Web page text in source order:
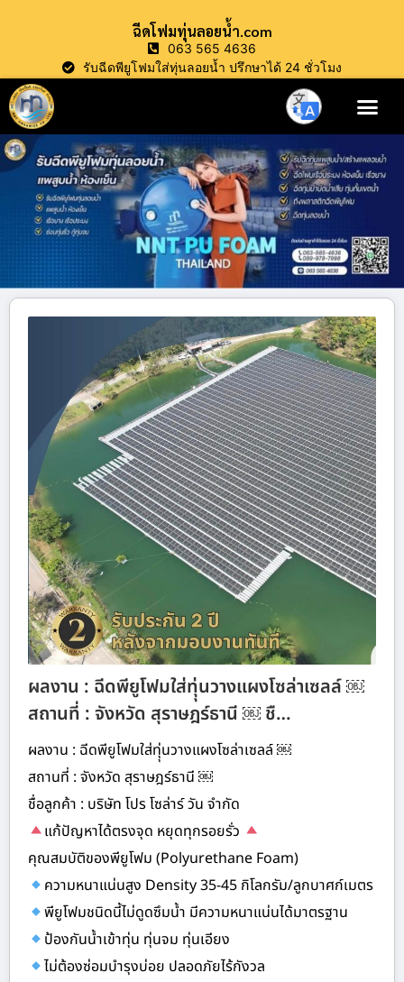
ฉีดโฟมทุ่นลอยน้ำ.com
063 565 4636
รับฉีดพียูโฟมใส่ทุ่นลอยน้ำ ปรึกษาได้ 24 ชั่วโมง
ผลงาน : ฉีดพียูโฟมใส่ทุุ่นวางแผงโซล่าเซลล์ ￼
สถานที่ : จังหวัด สุราษฎร์ธานี ￼ ชื…
ผลงาน : ฉีดพียูโฟมใส่ทุุ่นวางแผงโซล่าเซลล์ ￼
สถานที่ : จังหวัด สุราษฎร์ธานี ￼
ชื่อลูกค้า : บริษัท โปร โซล่าร์ วัน จำกัด
แก้ปัญหาได้ตรงจุด หยุดทุกรอยรั่ว
คุณสมบัติของพียูโฟม (Polyurethane Foam)
ความหนาแน่นสูง Density 35-45 กิโลกรัม/ลูกบาศก์เมตร
พียูโฟมชนิดนี้ไม่ดูดซึมน้ำ มีความหนาแน่นได้มาตรฐาน
ป้องกันน้ำเข้าทุ่น ทุ่นจม ทุ่นเอียง
ไม่ต้องซ่อมบำรุงบ่อย ปลอดภัยไร้กังวล